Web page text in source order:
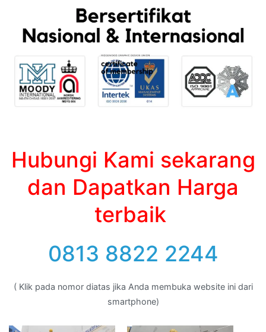
Hubungi Kami sekarang
dan Dapatkan Harga
terbaik
0813 8822 2244
( Klik pada nomor diatas jika Anda membuka website ini dari
smartphone)